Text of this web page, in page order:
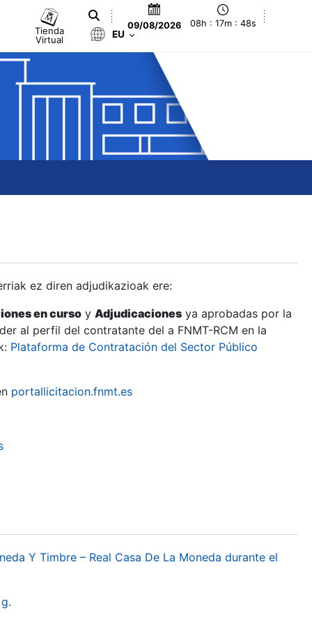
Tienda
Virtual
09/08/2026 08h : 17m : 48s
EU
ez diren adjudikazioak ere:
en curso y Adjudicaciones ya aprobadas por la
al perfil del contratante del a FNMT-RCM en la
Plataforma de Contratación del Sector Público
portallicitacion.fnmt.es
Y Timbre – Real Casa De La Moneda durante el